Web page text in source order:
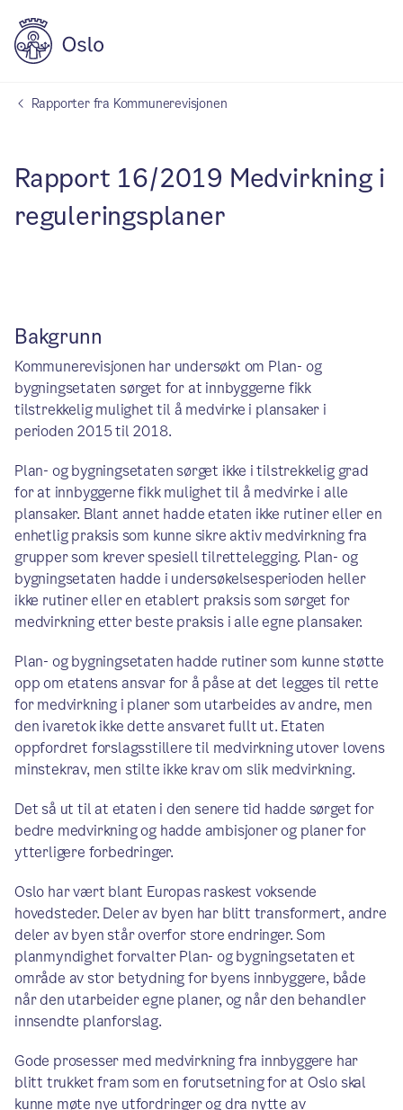
Rapporter fra Kommunerevisjonen
Rapport 16/2019 Medvirkning i
reguleringsplaner
Bakgrunn
Kommunerevisjonen har undersøkt om Plan- og
bygningsetaten sørget for at innbyggerne fikk
tilstrekkelig mulighet til å medvirke i plansaker i
perioden 2015 til 2018.
Plan- og bygningsetaten sørget ikke i tilstrekkelig grad
for at innbyggerne fikk mulighet til å medvirke i alle
plansaker. Blant annet hadde etaten ikke rutiner eller en
enhetlig praksis som kunne sikre aktiv medvirkning fra
grupper som krever spesiell tilrettelegging. Plan- og
bygningsetaten hadde i undersøkelsesperioden heller
ikke rutiner eller en etablert praksis som sørget for
medvirkning etter beste praksis i alle egne plansaker.
Plan- og bygningsetaten hadde rutiner som kunne støtte
opp om etatens ansvar for å påse at det legges til rette
for medvirkning i planer som utarbeides av andre, men
den ivaretok ikke dette ansvaret fullt ut. Etaten
oppfordret forslagsstillere til medvirkning utover lovens
minstekrav, men stilte ikke krav om slik medvirkning.
Det så ut til at etaten i den senere tid hadde sørget for
bedre medvirkning og hadde ambisjoner og planer for
ytterligere forbedringer.
Oslo har vært blant Europas raskest voksende
hovedsteder. Deler av byen har blitt transformert, andre
deler av byen står overfor store endringer. Som
planmyndighet forvalter Plan- og bygningsetaten et
område av stor betydning for byens innbyggere, både
når den utarbeider egne planer, og når den behandler
innsendte planforslag.
Gode prosesser med medvirkning fra innbyggere har
blitt trukket fram som en forutsetning for at Oslo skal
kunne møte nye utfordringer og dra nytte av